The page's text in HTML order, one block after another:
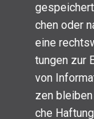
chen oder
eine
tun­gen zur
von
zen
che